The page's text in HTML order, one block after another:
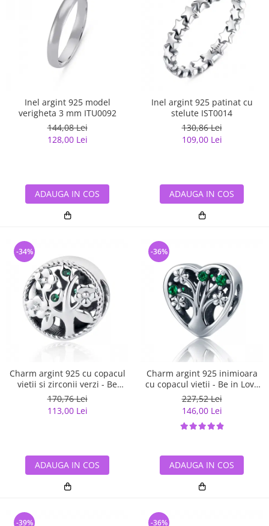
Inel argint 925 model
verigheta 3 mm ITU0092
144,08 Lei
128,00 Lei
ADAUGA IN COS
Inel argint 925 patinat cu
stelute IST0014
130,86 Lei
109,00 Lei
ADAUGA IN COS
Charm argint 925 cu copacul
vietii si zirconii verzi - Be
Nature PST0059
170,76 Lei
113,00 Lei
-34%
ADAUGA IN COS
Charm argint 925 inimioara
cu copacul vietii - Be in Love
PST0105
227,52 Lei
146,00 Lei
-36%
ADAUGA IN COS
-39% -36%